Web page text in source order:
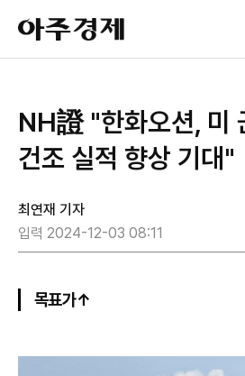
아
주
경
NH證 "한화오션, 미
건조 실적 향상 기대"
최연재 기자
입력 2024-12-03 08:11
목표가↑